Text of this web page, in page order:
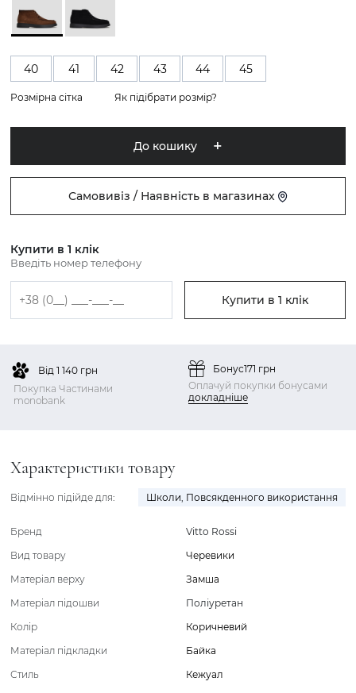
40 41 42 43 44 45
Розмірна сітка Як підібрати розмір?
До кошику
Самовивіз / Наявність в магазинах
Купити в 1 клік
Введіть номер телефону
Купити в 1 клік
Від 1 140 грн
Покупка Частинами
monobank
Бонус171 грн
Оплачуй покупки бонусами
докладніше
Характеристики товару
Відмінно підійде для: Школи, Повсякденного використання
Бренд
Vitto Rossi
Вид товару
Черевики
Матеріал верху
Замша
Матеріал підошви
Поліуретан
Колір
Коричневий
Матеріал підкладки
Байка
Стиль
Кежуал